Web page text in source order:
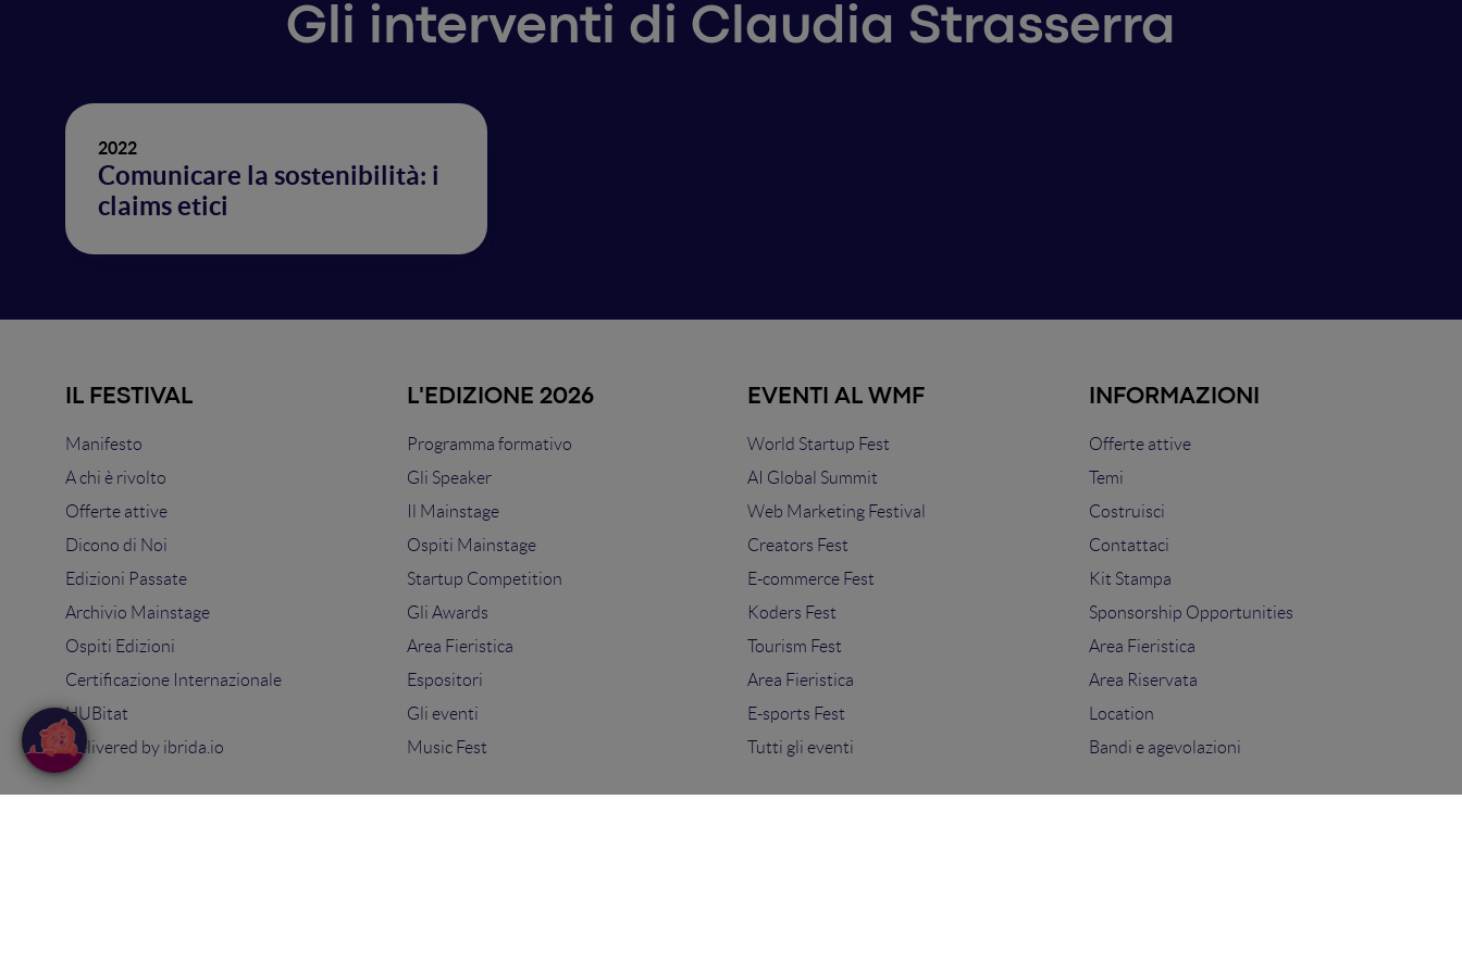
Gli interventi di Claudia Strasserra
2022
Comunicare la sostenibilità: i
claims etici
IL FESTIVAL
Manifesto
A chi è rivolto
Offerte attive
Dicono di Noi
Edizioni Passate
Archivio Mainstage
Ospiti Edizioni
Certificazione Internazionale
HUBitat
Delivered by ibrida.io
L'EDIZIONE 2026
Programma formativo
Gli Speaker
Il Mainstage
Ospiti Mainstage
Startup Competition
Gli Awards
Area Fieristica
Espositori
Gli eventi
Music Fest
EVENTI AL WMF
World Startup Fest
AI Global Summit
Web Marketing Festival
Creators Fest
E-commerce Fest
Koders Fest
Tourism Fest
Area Fieristica
E-sports Fest
Tutti gli eventi
INFORMAZIONI
Offerte attive
Temi
Costruisci
Contattaci
Kit Stampa
Sponsorship Opportunities
Area Fieristica
Area Riservata
Location
Bandi e agevolazioni